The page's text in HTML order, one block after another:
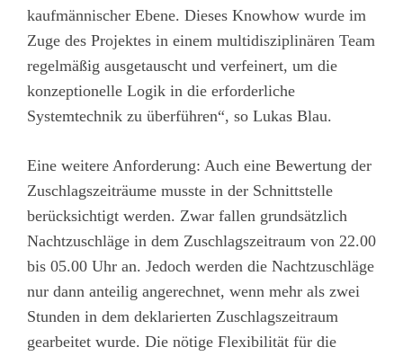
kaufmännischer Ebene. Dieses Knowhow wurde im
Zuge des Projektes in einem multidisziplinären Team
regelmäßig ausgetauscht und verfeinert, um die
konzeptionelle Logik in die erforderliche
Systemtechnik zu überführen“, so Lukas Blau.
Eine weitere Anforderung: Auch eine Bewertung der
Zuschlagszeiträume musste in der Schnittstelle
berücksichtigt werden. Zwar fallen grundsätzlich
Nachtzuschläge in dem Zuschlagszeitraum von 22.00
bis 05.00 Uhr an. Jedoch werden die Nachtzuschläge
nur dann anteilig angerechnet, wenn mehr als zwei
Stunden in dem deklarierten Zuschlagszeitraum
gearbeitet wurde. Die nötige Flexibilität für die